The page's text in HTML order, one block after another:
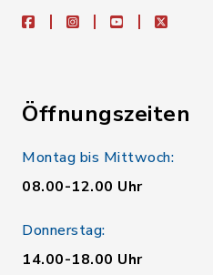
facebookinstagramyoutubeX
Öffnungszeiten
Montag bis Mittwoch:
08.00-12.00 Uhr
Donnerstag:
14.00-18.00 Uhr